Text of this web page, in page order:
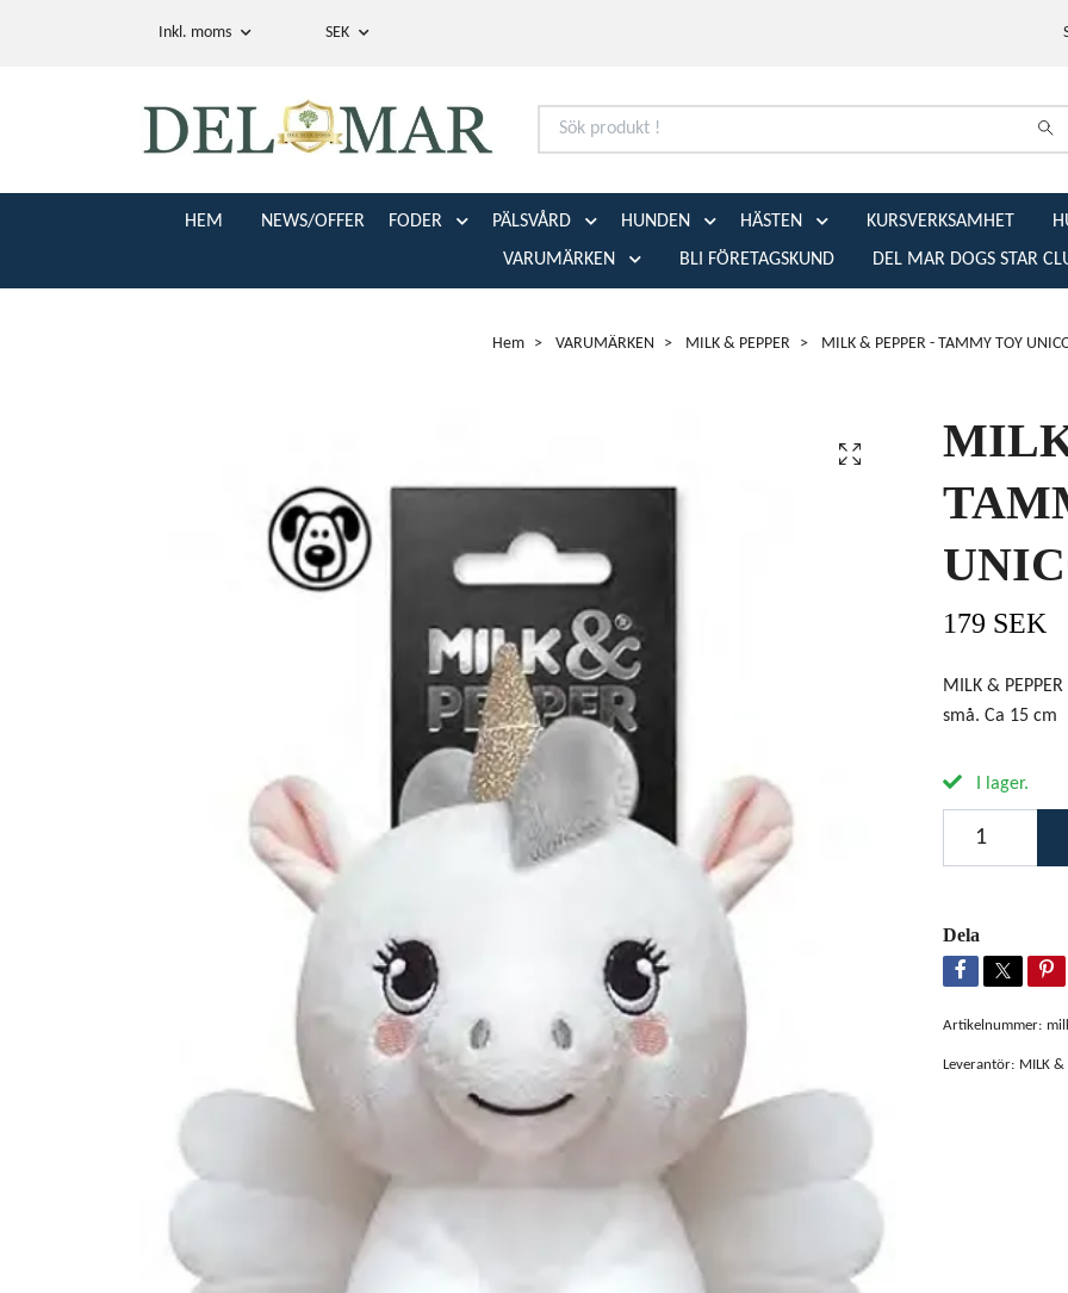
Inkl. moms SEK
HEM NEWS/OFFER FODER PÄLSVÅRD HUNDEN HÄSTEN KURSVERKSAMHET
VARUMÄRKEN
BLI FÖRETAGSKUND DEL MAR DOGS STAR
Hem VARUMÄRKEN MILK & PEPPER MILK & PEPPER - TAMMY TOY
179 SEK
MILK &
små. Ca 15 cm
I lager.
Dela
Artikelnummer:
Leverantör: MILK &